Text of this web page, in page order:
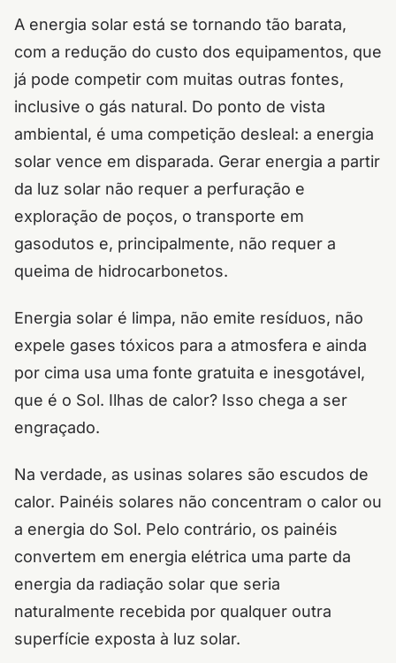
A energia solar está se tornando tão barata,
com a redução do custo dos equipamentos, que
já pode competir com muitas outras fontes,
inclusive o gás natural. Do ponto de vista
ambiental, é uma competição desleal: a energia
solar vence em disparada. Gerar energia a partir
da luz solar não requer a perfuração e
exploração de poços, o transporte em
gasodutos e, principalmente, não requer a
queima de hidrocarbonetos.
Energia solar é limpa, não emite resíduos, não
expele gases tóxicos para a atmosfera e ainda
por cima usa uma fonte gratuita e inesgotável,
que é o Sol. Ilhas de calor? Isso chega a ser
engraçado.
Na verdade, as usinas solares são escudos de
calor. Painéis solares não concentram o calor ou
a energia do Sol. Pelo contrário, os painéis
convertem em energia elétrica uma parte da
energia da radiação solar que seria
naturalmente recebida por qualquer outra
superfície exposta à luz solar.